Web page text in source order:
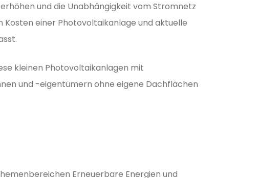
und die Unabhängigkeit vom Stromnetz
einer Photovoltaikanlage und aktuelle
kleinen Photovoltaikanlagen mit
und -eigentümern ohne eigene Dachflächen
Erneuerbare Energien und